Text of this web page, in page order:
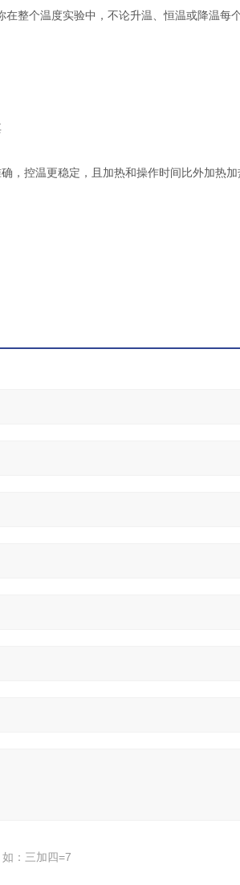
整个温度实验中，不论升温、恒温或降温每
，控温更稳定，
且 加热和操作时间比外加热
：三加四=7